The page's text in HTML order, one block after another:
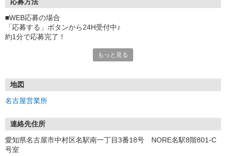
■WEB応募の場合
「応募する」ボタンから24H受付中♪
約1分で応募完了！
①応募から3営業日を目安に、メールorお電話でご連絡します。
★スマホでWEB面接（LINEなど）・出張面接・事務所面接と選べま
す
③面接実施（履歴書不要）
④勤務開始（スタート日は応相談）
もっと見る
地図
名古屋営業所
連絡先住所
愛知県名古屋市中村区名駅南一丁目3番18号 NORE名駅8階801-C
号室